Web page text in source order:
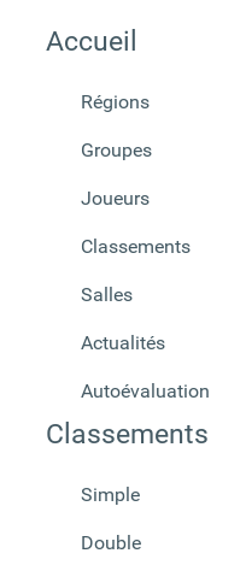
Accueil
Régions
Groupes
Joueurs
Classements
Salles
Actualités
Autoévaluation
Classements
Simple
Double